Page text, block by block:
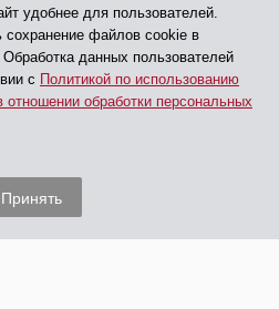
удобнее для пользователей.
сохранение файлов cookie в
Обработка данных пользователей
с Политикой по использованию
отношении обработки персональных
Принять